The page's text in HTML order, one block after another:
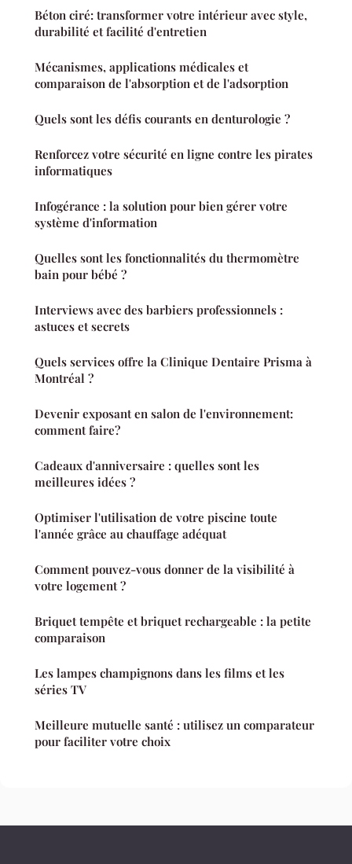
Béton ciré: transformer votre intérieur avec style,
durabilité et facilité d'entretien
Mécanismes, applications médicales et
comparaison de l'absorption et de l'adsorption
Quels sont les défis courants en denturologie ?
Renforcez votre sécurité en ligne contre les pirates
informatiques
Infogérance : la solution pour bien gérer votre
système d'information
Quelles sont les fonctionnalités du thermomètre
bain pour bébé ?
Interviews avec des barbiers professionnels :
astuces et secrets
Quels services offre la Clinique Dentaire Prisma à
Montréal ?
Devenir exposant en salon de l'environnement:
comment faire?
Cadeaux d'anniversaire : quelles sont les
meilleures idées ?
Optimiser l'utilisation de votre piscine toute
l'année grâce au chauffage adéquat
Comment pouvez-vous donner de la visibilité à
votre logement ?
Briquet tempête et briquet rechargeable : la petite
comparaison
Les lampes champignons dans les films et les
séries TV
Meilleure mutuelle santé : utilisez un comparateur
pour faciliter votre choix